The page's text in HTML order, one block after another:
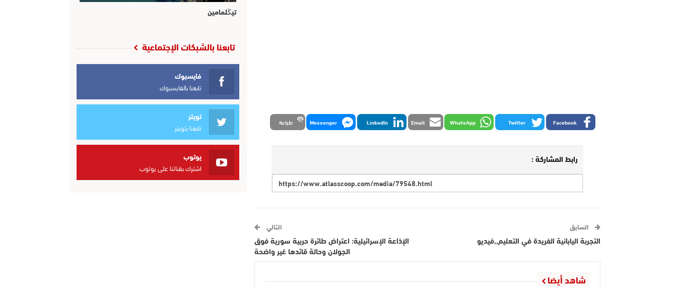
Facebook
Twitter
WhatsApp
Email
LinkedIn
Messenger طباعة
رابط المشاركة :
السابق
التجربة اليابانية الفريدة في التعليم,,فيديو
التالي
الإذاعة الإسرائيلية: اعتراض طائرة حربية سورية فوق
الجولان وحالة قائدها غير واضحة
شاهد أيضا
تيڭلمامين
تابعنا بالشبكات الإجتماعية
فايسبوك
تابعنا بالفايسبوك
تويتر
تابعنا بتويتر
يوتوب
اشترك بقناتنا على يوتوب